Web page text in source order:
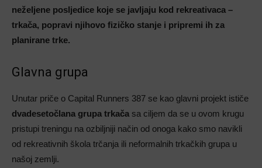
neželjene posljedice koje se javljaju kod rekreativaca –
trkača, popravi njihovo fizičko stanje i pripremi ih za
planirane trke.
Glavna grupa
Unutar priče o Capital Runners 387 se kao glavni projekt ističe
dvadesetočlana grupa trkača sa ciljem da se u ovom krugu
pristupi treningu na ozbiljniji način od onoga kako smo navikli
od rekreativnih škola trčanja ili neformalnih trkačkih grupa u
našoj zemlji.